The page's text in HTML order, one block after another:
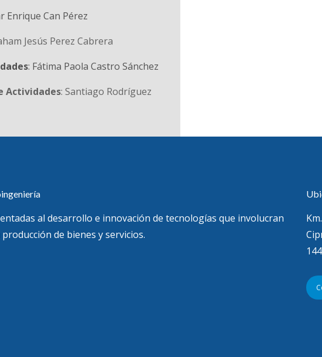
Enrique Can Pérez
Jesús Perez Cabrera
: Fátima Paola Castro Sánchez
Actividades: Santiago Rodríguez
al desarrollo e innovación de tecnologías que involucran
de bienes y servicios.